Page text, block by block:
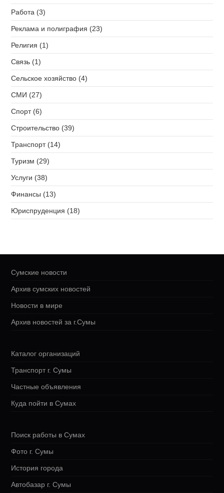
Работа (3)
Реклама и полиграфия (23)
Религия (1)
Связь (1)
Сельское хозяйство (4)
СМИ (27)
Спорт (6)
Строительство (39)
Транспорт (14)
Туризм (29)
Услуги (38)
Финансы (13)
Юриспруденция (18)
Сумские новости
Архив сумских новостей
Новости в мире
Архив новостей за г.Сумы
Каталог организаций
Транспорт г. Сумы
Частные объявления
Куда пойти в Сумах
Поиск работы в Сумах
Фото г. Сумы
История города
Автобазар г. Сумы